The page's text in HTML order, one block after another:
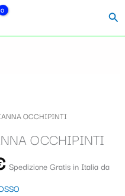
OCCHIPINTI
OCCHIPINTI
attuale
è:
31,12 €.
Spedizione Gratis in Italia da